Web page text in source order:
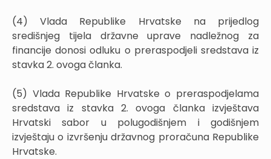
(4) Vlada Republike Hrvatske na prijedlog
središnjeg tijela državne uprave nadležnog za
financije donosi odluku o preraspodjeli sredstava iz
stavka 2. ovoga članka.
(5) Vlada Republike Hrvatske o preraspodjelama
sredstava iz stavka 2. ovoga članka izvještava
Hrvatski sabor u polugodišnjem i godišnjem
izvještaju o izvršenju državnog proračuna Republike
Hrvatske.